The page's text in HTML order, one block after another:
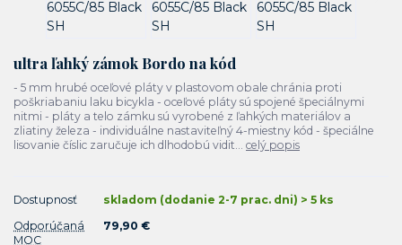
ultra ľahký zámok Bordo na kód
- 5 mm hrubé oceľové pláty v plastovom obale chránia proti
poškriabaniu laku bicykla - oceľové pláty sú spojené špeciálnymi
nitmi - pláty a telo zámku sú vyrobené z ľahkých materiálov a
zliatiny železa - individuálne nastaviteľný 4-miestny kód - špeciálne
lisovanie číslic zaručuje ich dlhodobú vidit... celý popis
Dostupnosť
skladom (dodanie 2-7 prac. dni) > 5 ks
Odporúčaná
MOC
79,90 €